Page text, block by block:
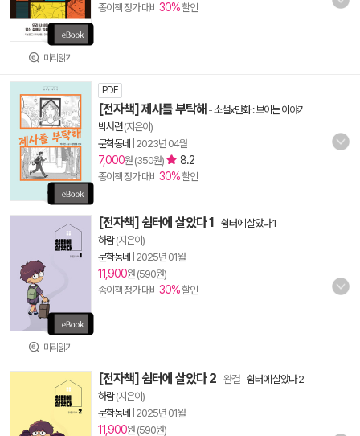
미리읽기
종이책 정가 대비 30%할인
PDF
[전자책] 제사를 부탁해 -소설x만화 : 보이는 이야기
박서련(지은이)
문학동네
2023년 04월
7,000원 (350원) 8.2
종이책 정가 대비 30%할인
미리읽기
[전자책] 쉼터에 살았다 1 -쉼터에 살았다 1
하람(지은이)
문학동네
2025년 01월
11,900원 (590원)
종이책 정가 대비 30%할인
[전자책] 쉼터에 살았다 2 - 완결-쉼터에 살았다 2
하람(지은이)
문학동네
2025년 01월
11,900원 (590원)